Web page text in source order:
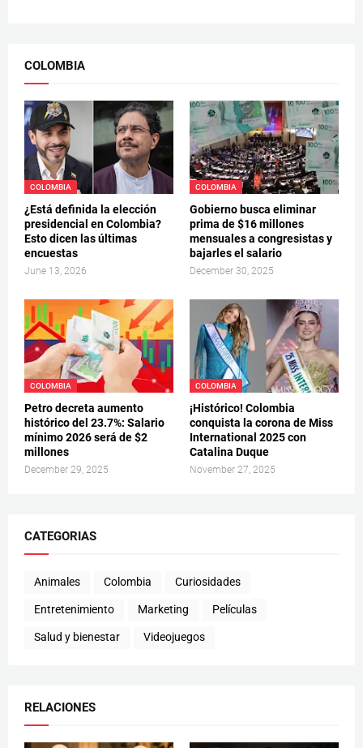
COLOMBIA
COLOMBIA
¿Está definida la elección
presidencial en Colombia?
Esto dicen las últimas
encuestas
June 13, 2026
COLOMBIA
Gobierno busca eliminar
prima de $16 millones
mensuales a congresistas y
bajarles el salario
December 30, 2025
COLOMBIA
Petro decreta aumento
histórico del 23.7%: Salario
mínimo 2026 será de $2
millones
December 29, 2025
COLOMBIA
¡Histórico! Colombia
conquista la corona de Miss
International 2025 con
Catalina Duque
November 27, 2025
CATEGORIAS
Animales Colombia Curiosidades
Entretenimiento Marketing Películas
Salud y bienestar Videojuegos
RELACIONES